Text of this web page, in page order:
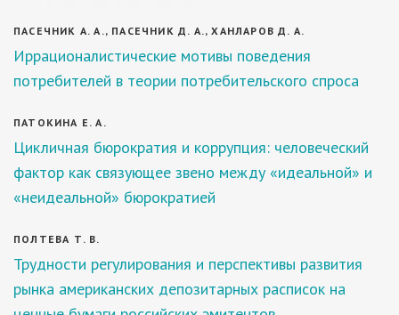
ПАСЕЧНИК А. А., ПАСЕЧНИК Д. А., ХАНЛАРОВ Д. А.
Иррационалистические мотивы поведения
потребителей в теории потребительского спроса
ПАТОКИНА Е. А.
Цикличная бюрократия и коррупция: человеческий
фактор как связующее звено между «идеальной» и
«неидеальной» бюрократией
ПОЛТЕВА Т. В.
Трудности регулирования и перспективы развития
рынка американских депозитарных расписок на